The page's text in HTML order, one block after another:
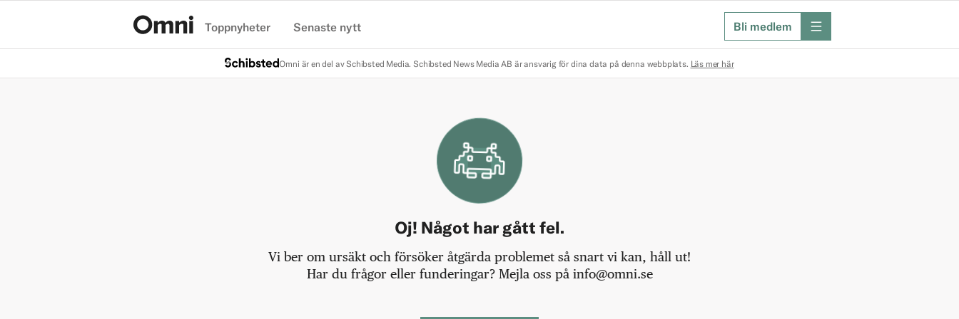
Toppnyheter Senaste nytt Bli medlem meny
Omni är en del av Schibsted Media. Schibsted News Media AB är ansvarig för dina data på denna webbplats. Läs mer här
Oj! Något har gått fel.
Vi ber om ursäkt och försöker åtgärda problemet så snart vi kan, håll ut!
Har du frågor eller funderingar? Mejla oss på info@omni.se